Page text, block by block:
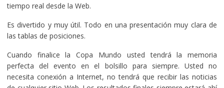
tiempo real desde la Web.
Es divertido y muy útil. Todo en una presentación muy clara de
las tablas de posiciones.
Cuando finalice la Copa Mundo usted tendrá la memoria
perfecta del evento en el bolsillo para siempre. Usted no
necesita conexión a Internet, no tendrá que recibir las noticias